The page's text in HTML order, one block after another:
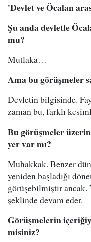
'Devlet ve Öcalan
Şu anda devletle
mu?
Mutlaka…
Ama bu görüşmeler
Devletin bilgisinde.
zaman bu, farklı
Bu görüşmeler
yer var mı?
Muhakkak. Benzer
yeniden başladığı
görüşebilmiştir ancak.
şeklinde devam eder.
Görüşmelerin
misiniz?